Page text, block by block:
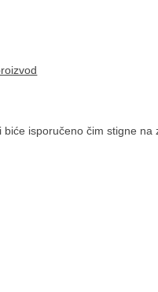
isporučeno čim stigne na